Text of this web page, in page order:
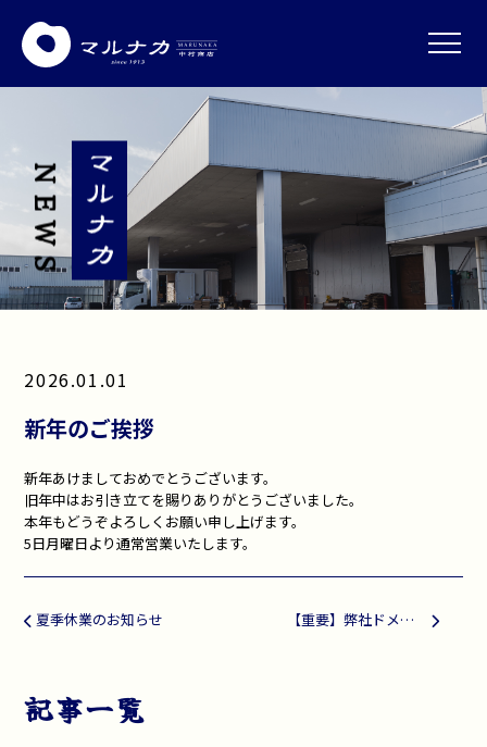
NEWS
2026.01.01
新年のご挨拶
新年あけましておめでとうございます。
旧年中はお引き立てを賜りありがとうございました。
本年もどうぞよろしくお願い申し上げます。
5日月曜日より通常営業いたします。
投稿ナビゲーション
夏季休業のお知らせ 【重要】弊社ドメインを装った不審メールに関する注意喚起
記事一覧